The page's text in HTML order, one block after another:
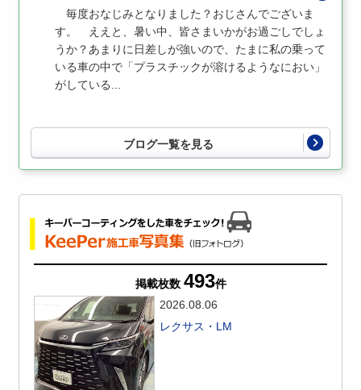
毎度おなじみとなりました？おじさんでございま
す。 ええと、暑い中、皆さまいかがお過ごしでしょ
うか？あまりに日差しが強いので、たまに私の乗って
いる車の中で「プラスチックが溶けるようなにおい」
がしている...
ブログ一覧を見る
掲載枚数 493件
2026.08.06
レクサス・LM